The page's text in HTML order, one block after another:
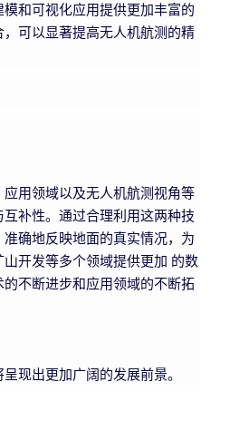
和可视化应用提供更加丰富的
可以显著提高无人机航测的精
用领域以及无人机航测视角等
补性。通过合理利用这两种技
确地反映地面的真实情况，为
开发等多个领域提供更加 的数
不断进步和应用领域的不断拓
现出更加广阔的发展前景。